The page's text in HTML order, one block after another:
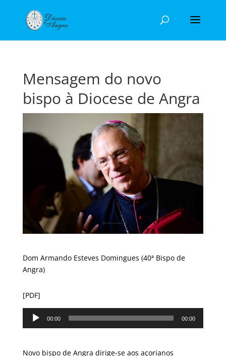
Mensagem do novo
bispo à Diocese de Angra
Dom Armando Esteves Domingues (40ª Bispo de
Angra)
[PDF]
Reprodutor
00:00 00:00
Novo bispo de Angra dirige-se aos açorianos